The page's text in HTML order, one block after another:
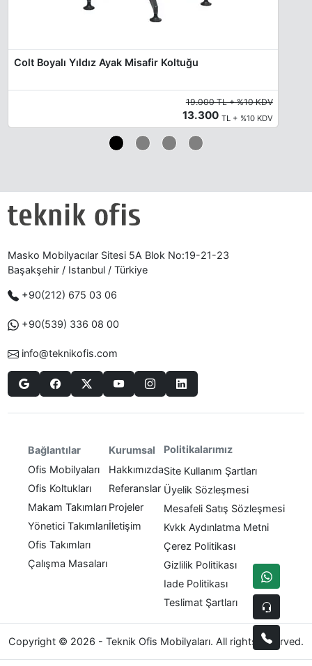
Colt Boyalı Yıldız Ayak Misafir Koltuğu
19.000 TL + %10 KDV
13.300 TL + %10 KDV
Masko Mobilyacılar Sitesi 5A Blok No:19-21-23
Başakşehir / Istanbul / Türkiye
+90(212) 675 03 06
+90(539) 336 08 00
info@teknikofis.com
Bağlantılar
Ofis Mobilyaları
Ofis Koltukları
Makam Takımları
Yönetici Takımları
Ofis Takımları
Çalışma Masaları
Kurumsal
Hakkımızda
Referanslar
Projeler
İletişim
Politikalarımız
Site Kullanım Şartları
Üyelik Sözleşmesi
Mesafeli Satış Sözleşmesi
Kvkk Aydınlatma Metni
Çerez Politikası
Gizlilik Politikası
Iade Politikası
Teslimat Şartları
Copyright © 2026 - Teknik Ofis Mobilyaları. All rights reserved.